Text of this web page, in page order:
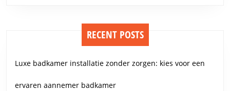
RECENT POSTS
Luxe badkamer installatie zonder zorgen: kies voor een
ervaren aannemer badkamer